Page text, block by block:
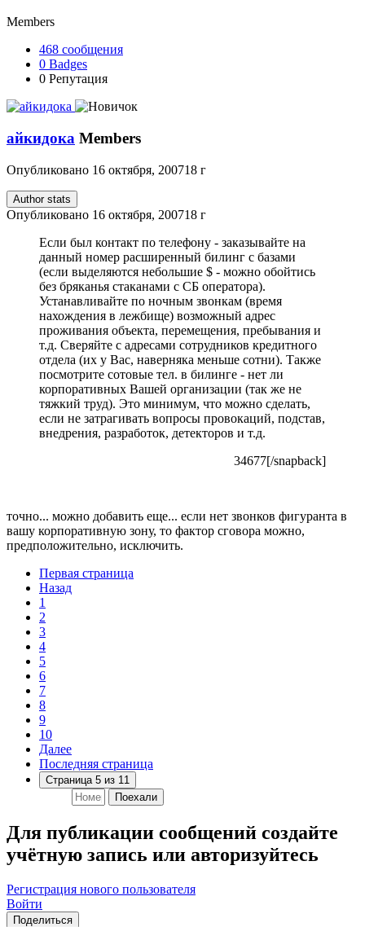
Members
468 сообщения
0 Badges
0 Репутация
айкидока Members
Опубликовано 16 октября, 200718 г
Author stats
Опубликовано 16 октября, 200718 г
Если был контакт по телефону - заказывайте на
данный номер расширенный билинг с базами
(если выделяются небольшие $ - можно обойтись
без бряканья стаканами с СБ оператора).
Устанавливайте по ночным звонкам (время
нахождения в лежбище) возможный адрес
проживания объекта, перемещения, пребывания и
т.д. Сверяйте с адресами сотрудников кредитного
отдела (их у Вас, наверняка меньше сотни). Также
посмотрите сотовые тел. в билинге - нет ли
корпоративных Вашей организации (так же не
тяжкий труд). Это минимум, что можно сделать,
если не затрагивать вопросы провокаций, подстав,
внедрения, разработок, детекторов и т.д.
34677[/snapback]
точно... можно добавить еще... если нет звонков фигуранта в
вашу корпоративную зону, то фактор сговора можно,
предположительно, исключить.
Первая страница
Назад
1
2
3
4
5
6
7
8
9
10
Далее
Последняя страница
Страница 5 из 11
Поехали
Для публикации сообщений создайте
учётную запись или авторизуйтесь
Регистрация нового пользователя
Войти
Поделиться